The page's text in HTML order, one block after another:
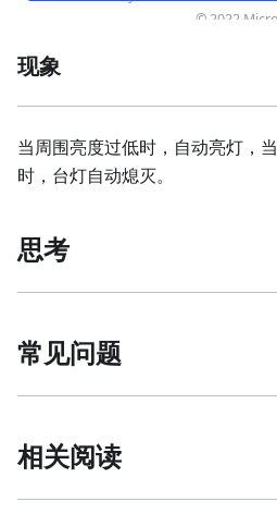
现象
当周围亮度过低时，自动亮灯，
时，台灯自动熄灭。
思考
常见问题
相关阅读